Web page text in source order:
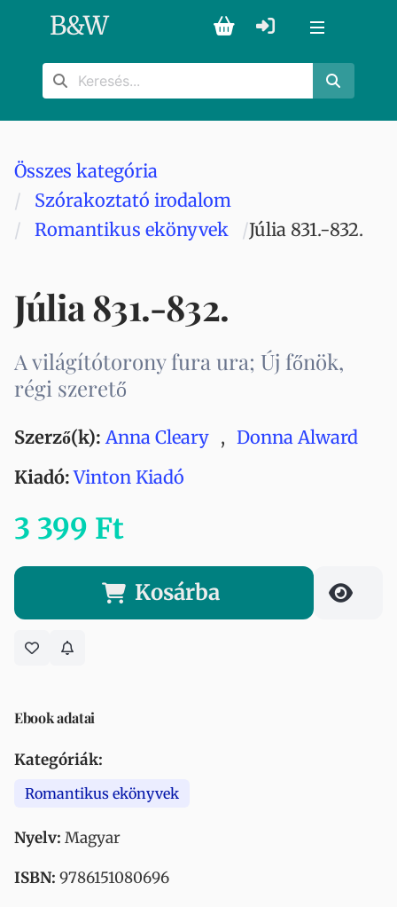
B&W
Összes kategória
Szórakoztató irodalom
Romantikus ekönyvek
Júlia 831.-832.
Júlia 831.-832.
A világítótorony fura ura; Új főnök,
régi szerető
Szerző(k): Anna Cleary , Donna Alward
Kiadó: Vinton Kiadó
3 399 Ft
Kosárba
Ebook adatai
Kategóriák:
Romantikus ekönyvek
Nyelv: Magyar
ISBN: 9786151080696